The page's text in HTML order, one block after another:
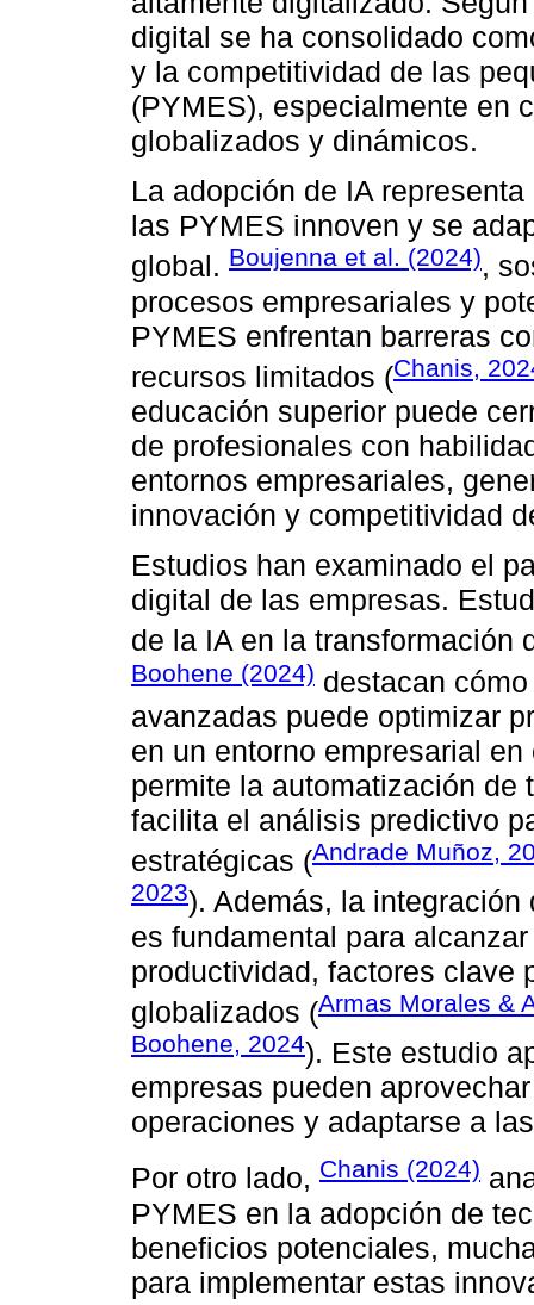
digital se ha consolidado
y la competitividad de las
(PYMES), especialmente en
globalizados y dinámicos.
La adopción de IA
las PYMES innoven y se
global. Boujenna et al. (2024),
procesos empresariales y
PYMES enfrentan barreras
recursos limitados (Chanis,
educación superior puede
de profesionales con
entornos empresariales,
innovación y competitividad
Estudios han examinado el
digital de las empresas.
de la IA en la transformación
Boohene (2024) destacan
avanzadas puede optimizar
en un entorno empresarial
permite la automatización de
facilita el análisis predictivo
estratégicas (Andrade Muñoz,
2023). Además, la
es fundamental para
productividad, factores clave
globalizados (Armas Morales &
Boohene, 2024). Este estudio
empresas pueden
operaciones y adaptarse a
Por otro lado, Chanis (2024)
PYMES en la adopción de
beneficios potenciales,
para implementar estas